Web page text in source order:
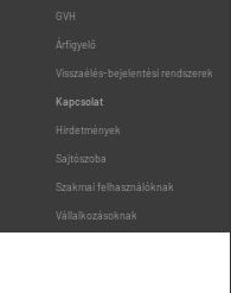
GVH
Árfigyelő
Visszaélés-bejelentési rendszerek
Kapcsolat
Hirdetmények
Sajtószoba
Szakmai felhasználóknak
Vállalkozásoknak